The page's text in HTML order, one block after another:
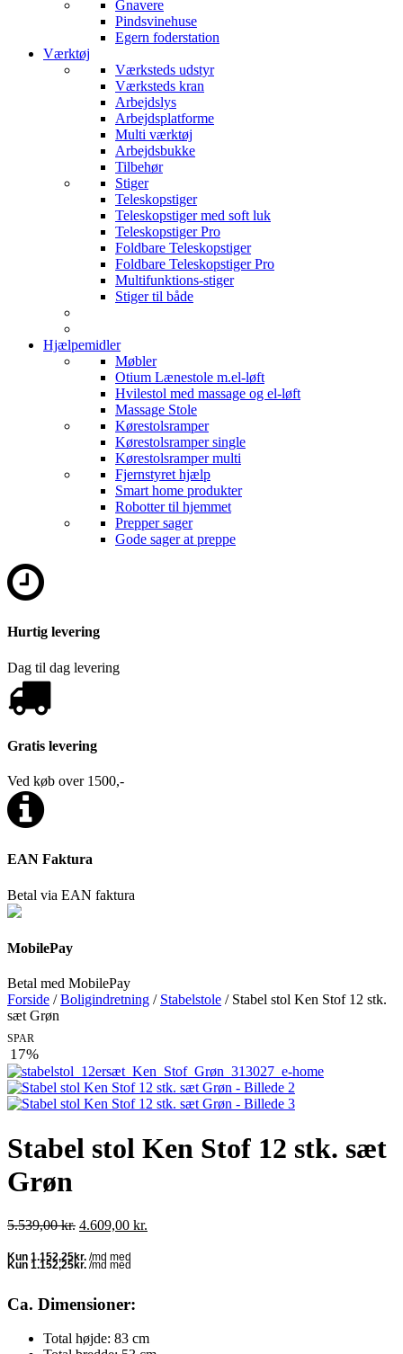
Gnavere
Pindsvinehuse
Egern foderstation
Værktøj
Værksteds udstyr
Værksteds kran
Arbejdslys
Arbejdsplatforme
Multi værktøj
Arbejdsbukke
Tilbehør
Stiger
Teleskopstiger
Teleskopstiger med soft luk
Teleskopstiger Pro
Foldbare Teleskopstiger
Foldbare Teleskopstiger Pro
Multifunktions-stiger
Stiger til både
Hjælpemidler
Møbler
Otium Lænestole m.el-løft
Hvilestol med massage og el-løft
Massage Stole
Kørestolsramper
Kørestolsramper single
Kørestolsramper multi
Fjernstyret hjælp
Smart home produkter
Robotter til hjemmet
Prepper sager
Gode sager at preppe
Hurtig levering
Dag til dag levering
Gratis levering
Ved køb over 1500,-
EAN Faktura
Betal via EAN faktura
MobilePay
Betal med MobilePay
Forside /Boligindretning / Stabelstole / Stabel stol Ken Stof 12 stk.
sæt Grøn
SPAR
17%
Stabel stol Ken Stof 12 stk. sæt
Grøn
5.539,00kr. Den
pris
var:
4.609,00 kr.
Ca. Dimensioner:
Total højde: 83 cm